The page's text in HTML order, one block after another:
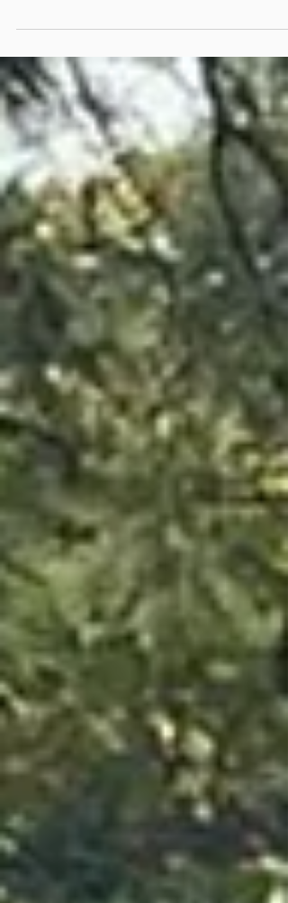
Asociación Nacional Automovilística (ANA) A.C.
y la Federación Internacional del Automóvil
(FIA), cuyo objetivo es fortalecer la seguridad
vial y proteger a niñas, niños y adolescentes
los entornos escolares del municipio.